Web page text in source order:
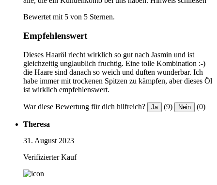
Bewertet mit 5 von 5 Sternen.
Empfehlenswert
Dieses Haaröl riecht wirklich so gut nach Jasmin und ist
gleichzeitig unglaublich fruchtig. Eine tolle Kombination :-)
die Haare sind danach so weich und duften wunderbar. Ich
habe immer mit trockenen Spitzen zu kämpfen, aber dieses Öl
ist wirklich empfehlenswert.
War diese Bewertung für dich hilfreich? Ja (9) Nein (0)
Theresa
31. August 2023
Verifizierter Kauf